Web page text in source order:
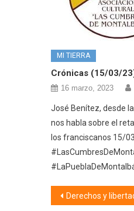
MI TIERRA
Crónicas (15/03/
16 marzo, 2023
José Benítez, desde
nos habla sobre el
los franciscanos 15/
Derechos y libertades en la Constitución Española de